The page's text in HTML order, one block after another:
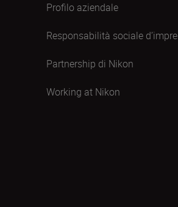
Profilo aziendale
Responsabilità sociale
Partnership di Nikon
Working at Nikon